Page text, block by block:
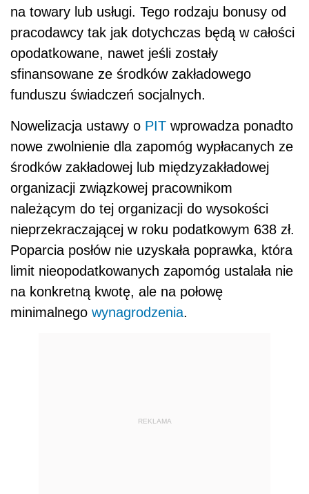
na towary lub usługi. Tego rodzaju bonusy od
pracodawcy tak jak dotychczas będą w całości
opodatkowane, nawet jeśli zostały
sfinansowane ze środków zakładowego
funduszu świadczeń socjalnych.
Nowelizacja ustawy o PIT wprowadza ponadto
nowe zwolnienie dla zapomóg wypłacanych ze
środków zakładowej lub międzyzakładowej
organizacji związkowej pracownikom
należącym do tej organizacji do wysokości
nieprzekraczającej w roku podatkowym 638 zł.
Poparcia posłów nie uzyskała poprawka, która
limit nieopodatkowanych zapomóg ustalała nie
na konkretną kwotę, ale na połowę
minimalnego wynagrodzenia.
REKLAMA